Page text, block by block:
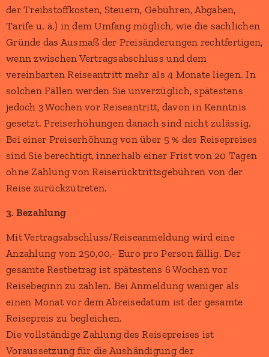
der Treibstoffkosten, Steuern, Gebühren, Abgaben,
Tarife u. ä.) in dem Umfang möglich, wie die sachlichen
Gründe das Ausmaß der Preisänderungen rechtfertigen,
wenn zwischen Vertragsabschluss und dem
vereinbarten Reiseantritt mehr als 4 Monate liegen. In
solchen Fällen werden Sie unverzüglich, spätestens
jedoch 3 Wochen vor Reiseantritt, davon in Kenntnis
gesetzt. Preiserhöhungen danach sind nicht zulässig.
Bei einer Preiserhöhung von über 5 % des Reisepreises
sind Sie berechtigt, innerhalb einer Frist von 20 Tagen
ohne Zahlung von Reiserücktrittsgebühren von der
Reise zurückzutreten.
3. Bezahlung
Mit Vertragsabschluss/Reiseanmeldung wird eine
Anzahlung von 250,00,- Euro pro Person fällig. Der
gesamte Restbetrag ist spätestens 6 Wochen vor
Reisebeginn zu zahlen. Bei Anmeldung weniger als
einen Monat vor dem Abreisedatum ist der gesamte
Reisepreis zu begleichen.
Die vollständige Zahlung des Reisepreises ist
Voraussetzung für die Aushändigung der